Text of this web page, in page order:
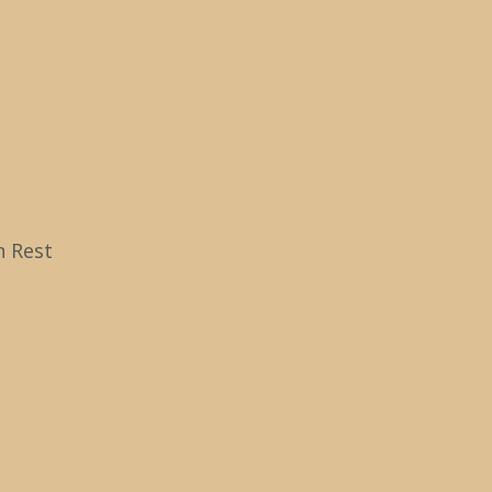
Rest 2016 · der